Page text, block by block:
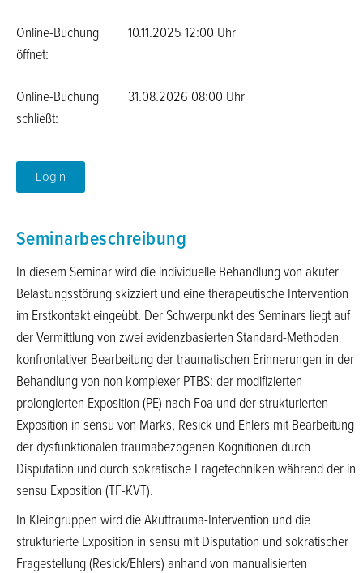
Online-Buchung
öffnet:
10.11.2025 12:00 Uhr
Online-Buchung
schließt:
31.08.2026 08:00 Uhr
Login
Seminarbeschreibung
In diesem Seminar wird die individuelle Behandlung von akuter
Belastungsstörung skizziert und eine therapeutische Intervention
im Erstkontakt eingeübt. Der Schwerpunkt des Seminars liegt auf
der Vermittlung von zwei evidenzbasierten Standard-Methoden
konfrontativer Bearbeitung der traumatischen Erinnerungen in der
Behandlung von non komplexer PTBS: der modifizierten
prolongierten Exposition (PE) nach Foa und der strukturierten
Exposition in sensu von Marks, Resick und Ehlers mit Bearbeitung
der dysfunktionalen traumabezogenen Kognitionen durch
Disputation und durch sokratische Fragetechniken während der in
sensu Exposition (TF-KVT).
In Kleingruppen wird die Akuttrauma-Intervention und die
strukturierte Exposition in sensu mit Disputation und sokratischer
Fragestellung (Resick/Ehlers) anhand von manualisierten